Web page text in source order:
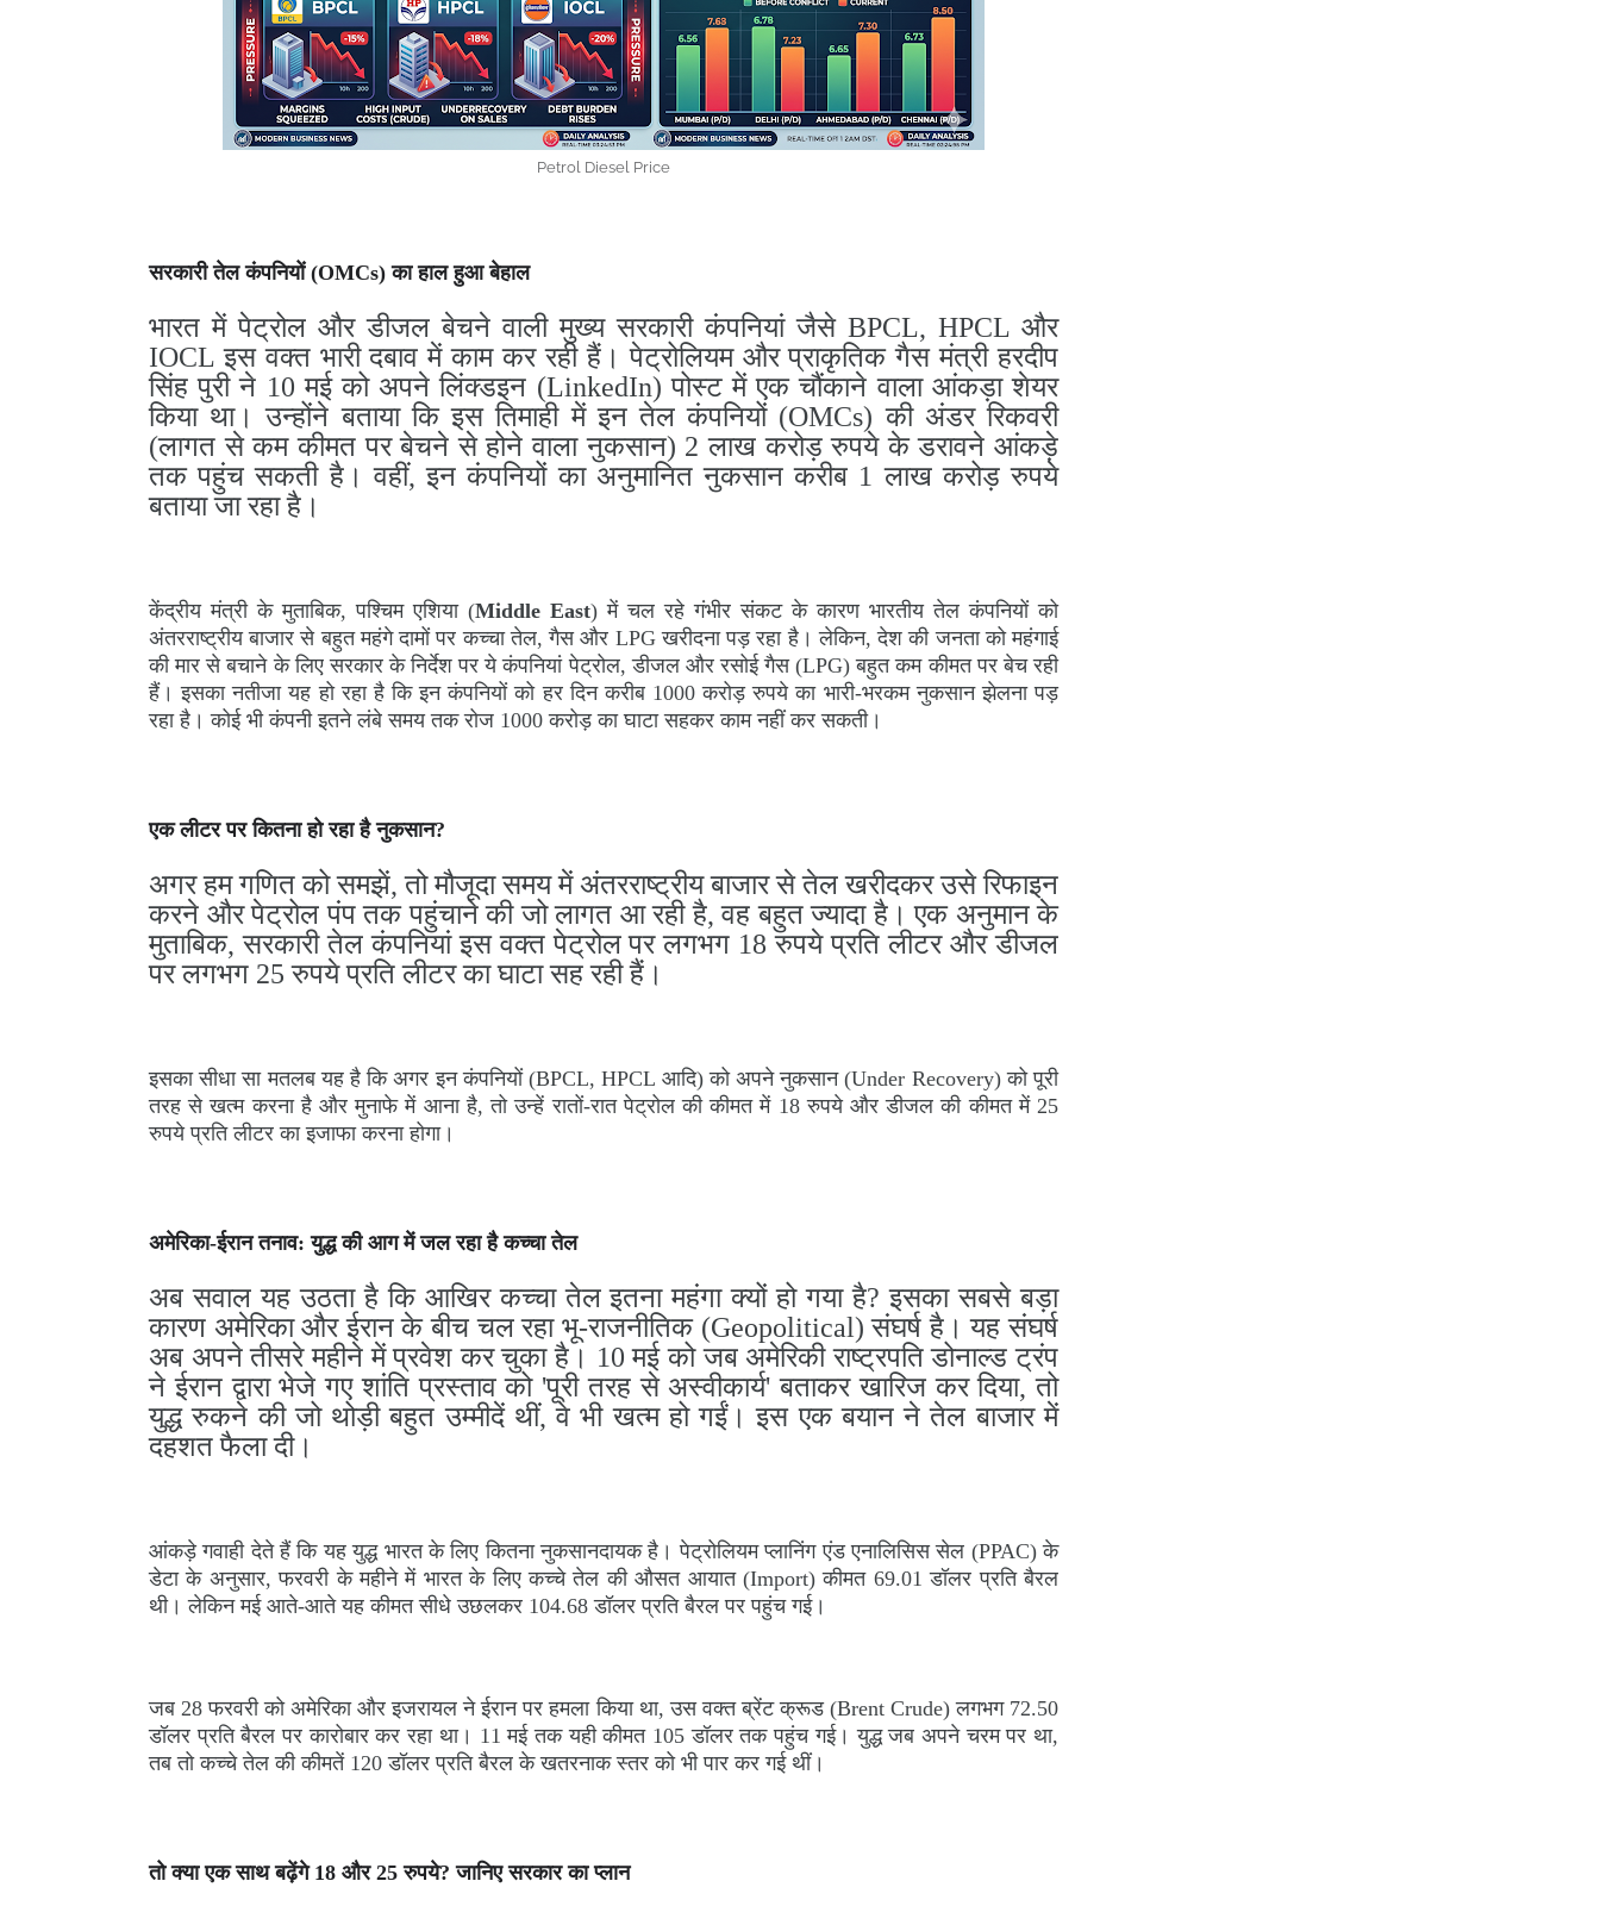
Petrol Diesel Price
सरकारी तेल कंपनियों (OMCs) का हाल हुआ बेहाल
भारत में पेट्रोल और डीजल बेचने वाली मुख्य सरकारी कंपनियां जैसे BPCL, HPCL और
IOCL इस वक्त भारी दबाव में काम कर रही हैं। पेट्रोलियम और प्राकृतिक गैस मंत्री हरदीप
सिंह पुरी ने 10 मई को अपने लिंक्डइन (LinkedIn) पोस्ट में एक चौंकाने वाला आंकड़ा शेयर
किया था। उन्होंने बताया कि इस तिमाही में इन तेल कंपनियों (OMCs) की अंडर रिकवरी
(लागत से कम कीमत पर बेचने से होने वाला नुकसान) 2 लाख करोड़ रुपये के डरावने आंकड़े
तक पहुंच सकती है। वहीं, इन कंपनियों का अनुमानित नुकसान करीब 1 लाख करोड़ रुपये
बताया जा रहा है।
केंद्रीय मंत्री के मुताबिक, पश्चिम एशिया (Middle East) में चल रहे गंभीर संकट के कारण भारतीय तेल कंपनियों को
अंतरराष्ट्रीय बाजार से बहुत महंगे दामों पर कच्चा तेल, गैस और LPG खरीदना पड़ रहा है। लेकिन, देश की जनता को महंगाई
की मार से बचाने के लिए सरकार के निर्देश पर ये कंपनियां पेट्रोल, डीजल और रसोई गैस (LPG) बहुत कम कीमत पर बेच रही
हैं। इसका नतीजा यह हो रहा है कि इन कंपनियों को हर दिन करीब 1000 करोड़ रुपये का भारी-भरकम नुकसान झेलना पड़
रहा है। कोई भी कंपनी इतने लंबे समय तक रोज 1000 करोड़ का घाटा सहकर काम नहीं कर सकती।
एक लीटर पर कितना हो रहा है नुकसान?
अगर हम गणित को समझें, तो मौजूदा समय में अंतरराष्ट्रीय बाजार से तेल खरीदकर उसे रिफाइन
करने और पेट्रोल पंप तक पहुंचाने की जो लागत आ रही है, वह बहुत ज्यादा है। एक अनुमान के
मुताबिक, सरकारी तेल कंपनियां इस वक्त पेट्रोल पर लगभग 18 रुपये प्रति लीटर और डीजल
पर लगभग 25 रुपये प्रति लीटर का घाटा सह रही हैं।
इसका सीधा सा मतलब यह है कि अगर इन कंपनियों (BPCL, HPCL आदि) को अपने नुकसान (Under Recovery) को पूरी
तरह से खत्म करना है और मुनाफे में आना है, तो उन्हें रातों-रात पेट्रोल की कीमत में 18 रुपये और डीजल की कीमत में 25
रुपये प्रति लीटर का इजाफा करना होगा।
अमेरिका-ईरान तनाव: युद्ध की आग में जल रहा है कच्चा तेल
अब सवाल यह उठता है कि आखिर कच्चा तेल इतना महंगा क्यों हो गया है? इसका सबसे बड़ा
कारण अमेरिका और ईरान के बीच चल रहा भू-राजनीतिक (Geopolitical) संघर्ष है। यह संघर्ष
अब अपने तीसरे महीने में प्रवेश कर चुका है। 10 मई को जब अमेरिकी राष्ट्रपति डोनाल्ड ट्रंप
ने ईरान द्वारा भेजे गए शांति प्रस्ताव को 'पूरी तरह से अस्वीकार्य' बताकर खारिज कर दिया, तो
युद्ध रुकने की जो थोड़ी बहुत उम्मीदें थीं, वे भी खत्म हो गईं। इस एक बयान ने तेल बाजार में
दहशत फैला दी।
आंकड़े गवाही देते हैं कि यह युद्ध भारत के लिए कितना नुकसानदायक है। पेट्रोलियम प्लानिंग एंड एनालिसिस सेल (PPAC) के
डेटा के अनुसार, फरवरी के महीने में भारत के लिए कच्चे तेल की औसत आयात (Import) कीमत 69.01 डॉलर प्रति बैरल
थी। लेकिन मई आते-आते यह कीमत सीधे उछलकर 104.68 डॉलर प्रति बैरल पर पहुंच गई।
जब 28 फरवरी को अमेरिका और इजरायल ने ईरान पर हमला किया था, उस वक्त ब्रेंट क्रूड (Brent Crude) लगभग 72.50
डॉलर प्रति बैरल पर कारोबार कर रहा था। 11 मई तक यही कीमत 105 डॉलर तक पहुंच गई। युद्ध जब अपने चरम पर था,
तब तो कच्चे तेल की कीमतें 120 डॉलर प्रति बैरल के खतरनाक स्तर को भी पार कर गई थीं।
तो क्या एक साथ बढ़ेंगे 18 और 25 रुपये? जानिए सरकार का प्लान